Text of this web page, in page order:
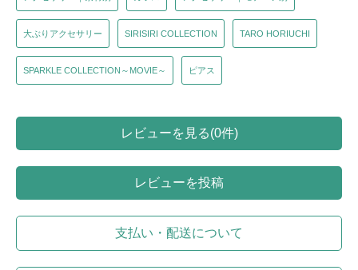
大ぶりアクセサリー SIRISIRI COLLECTION TARO HORIUCHI
SPARKLE COLLECTION～MOVIE～ ピアス
レビューを見る(0件)
レビューを投稿
支払い・配送について